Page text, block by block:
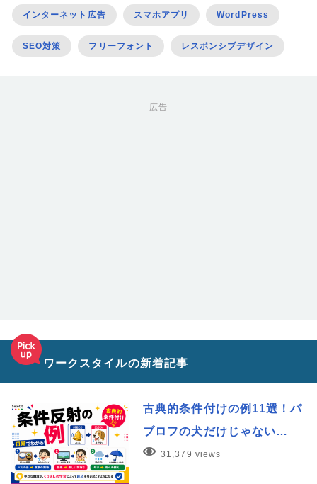
インターネット広告 スマホアプリ WordPress
SEO対策 フリーフォント レスポンシブデザイン
広告
ワークスタイルの新着記事
古典的条件付けの例11選！パ
ブロフの犬だけじゃない…
31,379 views